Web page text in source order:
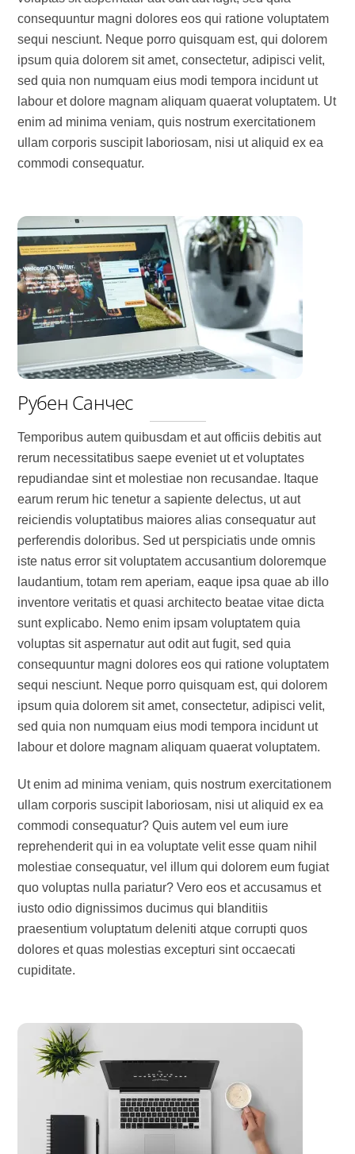
consequuntur magni dolores eos qui ratione voluptatem
sequi nesciunt. Neque porro quisquam est, qui dolorem
ipsum quia dolorem sit amet, consectetur, adipisci velit,
sed quia non numquam eius modi tempora incidunt ut
labour et dolore magnam aliquam quaerat voluptatem. Ut
enim ad minima veniam, quis nostrum exercitationem
ullam corporis suscipit laboriosam, nisi ut aliquid ex ea
commodi consequatur.
Рубен Санчес
Temporibus autem quibusdam et aut officiis debitis aut
rerum necessitatibus saepe eveniet ut et voluptates
repudiandae sint et molestiae non recusandae. Itaque
earum rerum hic tenetur a sapiente delectus, ut aut
reiciendis voluptatibus maiores alias consequatur aut
perferendis doloribus. Sed ut perspiciatis unde omnis
iste natus error sit voluptatem accusantium doloremque
laudantium, totam rem aperiam, eaque ipsa quae ab illo
inventore veritatis et quasi architecto beatae vitae dicta
sunt explicabo. Nemo enim ipsam voluptatem quia
voluptas sit aspernatur aut odit aut fugit, sed quia
consequuntur magni dolores eos qui ratione voluptatem
sequi nesciunt. Neque porro quisquam est, qui dolorem
ipsum quia dolorem sit amet, consectetur, adipisci velit,
sed quia non numquam eius modi tempora incidunt ut
labour et dolore magnam aliquam quaerat voluptatem.
Ut enim ad minima veniam, quis nostrum exercitationem
ullam corporis suscipit laboriosam, nisi ut aliquid ex ea
commodi consequatur? Quis autem vel eum iure
reprehenderit qui in ea voluptate velit esse quam nihil
molestiae consequatur, vel illum qui dolorem eum fugiat
quo voluptas nulla pariatur? Vero eos et accusamus et
iusto odio dignissimos ducimus qui blanditiis
praesentium voluptatum deleniti atque corrupti quos
dolores et quas molestias excepturi sint occaecati
cupiditate.